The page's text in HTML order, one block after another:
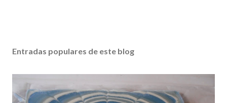
Entradas populares de este blog